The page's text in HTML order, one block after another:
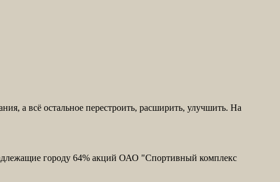
а всё остальное перестроить, расширить, улучшить. На
городу 64% акций ОАО "Спортивный комплекс